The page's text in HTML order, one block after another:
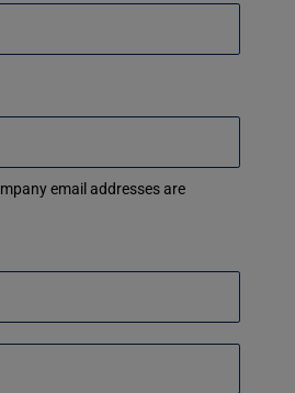
email addresses are